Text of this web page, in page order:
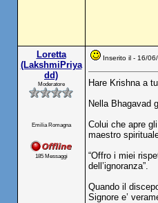
Loretta
(LakshmiPriya
dd)
Moderatore
Emilia Romagna
185 Messaggi
Inserito il - 16/
Hare Krishna a
Nella Bhagavad
Colui che apre
maestro
“Offro i miei
dell’ignoranza”.
Quando il
Signore e’